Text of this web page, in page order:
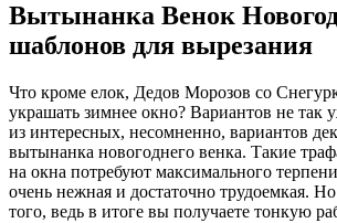
Вытынанка Венок
шаблонов для вырезания
Что кроме елок, Дедов Морозов со
украшать зимнее окно? Вариантов не
из интересных, несомненно, вариантов
вытынанка новогоднего венка. Такие
на окна потребуют максимального
очень нежная и достаточно трудоемкая. Но
того, ведь в итоге вы получаете тонкую